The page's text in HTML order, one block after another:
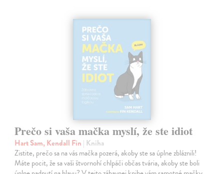
Prečo si vaša mačka myslí, že ste idiot
Hart Sam, Kendall Fin | Kniha
Zistite, prečo sa na vás mačka pozerá, akoby ste sa úplne zbláznili!
Máte pocit, že sa vaši štvornohí chlpáči občas tvária, akoby ste boli